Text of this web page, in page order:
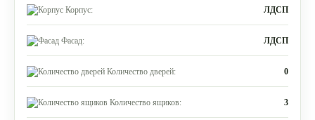
Корпус: ЛДСП
Фасад: ЛДСП
Количество дверей: 0
Количество ящиков: 3